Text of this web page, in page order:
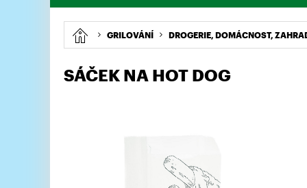
VEPŘOVÉ HOVĚZÍ TELECÍ KUŘECÍ,
PÁRKY, KLOBÁSY, ŠPEKÁČKY
MAJONÉZY,
GRILOVÁNÍ DROGERIE, DOMÁCNOST,
SÁČEK NA HOT DOG